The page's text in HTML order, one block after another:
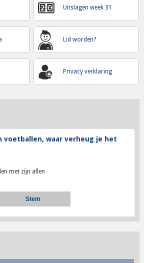
Uitslagen week 31
Lid worden?
Privacy verklaring
voetballen, waar verheug je het
met zijn allen